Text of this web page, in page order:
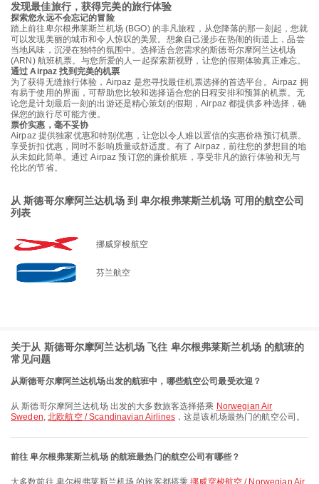
发现最佳旅行，获得完美的旅行体验
探索您永远不会忘记的冒险
踏上前往卑尔根弗莱斯兰机场 (BGO) 的非凡旅程，从您降落的那一刻起，您就
可以发现美丽的城市和令人惊叹的美景。想象自己漫步在热闹的街道上，品尝
当地风味，沉浸在独特的氛围中。选择适合您需求的斯德哥尔摩阿兰达机场
(ARN) 航班机票。与您所爱的人一起探索新视野，让您的假期体验真正难忘。
通过 Airpaz 找到完美的机票
为了获得无缝旅行体验，Airpaz 是您寻找最佳机票选择的首选平台。Airpaz 拥
有易于使用的界面，可帮助您比较和选择适合您的日程安排和预算的机票。无
论您是计划最后一刻的出游还是精心策划的假期，Airpaz 都提供多种选择，确
保您的旅行尽可能方便。
票价实惠，毫不妥协
Airpaz 提供独家优惠和特别优惠，让您以令人难以置信的实惠价格预订机票。
享受折扣优惠，同时不影响质量或舒适度。有了 Airpaz，前往您的梦想目的地
从未如此简单。通过 Airpaz 预订您的廉价航班，享受非凡的旅行体验和无与
伦比的节省。
从 斯德哥尔摩阿兰达机场 到 卑尔根弗莱斯兰机场 可用的航空公司
列表
挪威穿梭航空
芬兰航空
关于从 斯德哥尔摩阿兰达机场 飞往 卑尔根弗莱斯兰机场 的航班的
常见问题
从斯德哥尔摩阿兰达机场出发的航班中，哪些航空公司最受欢迎？
从 斯德哥尔摩阿兰达机场 出发的大多数旅客选择搭乘 Norwegian Air
Sweden,北欧航空 / Scandinavian Airlines ，这是该机场最热门的航空公司。
前往 卑尔根弗莱斯兰机场 的航班最热门的航空公司有哪些？
大多数前往 卑尔根弗莱斯兰机场 的旅客都搭乘挪威穿梭航空 / Norwegian Air